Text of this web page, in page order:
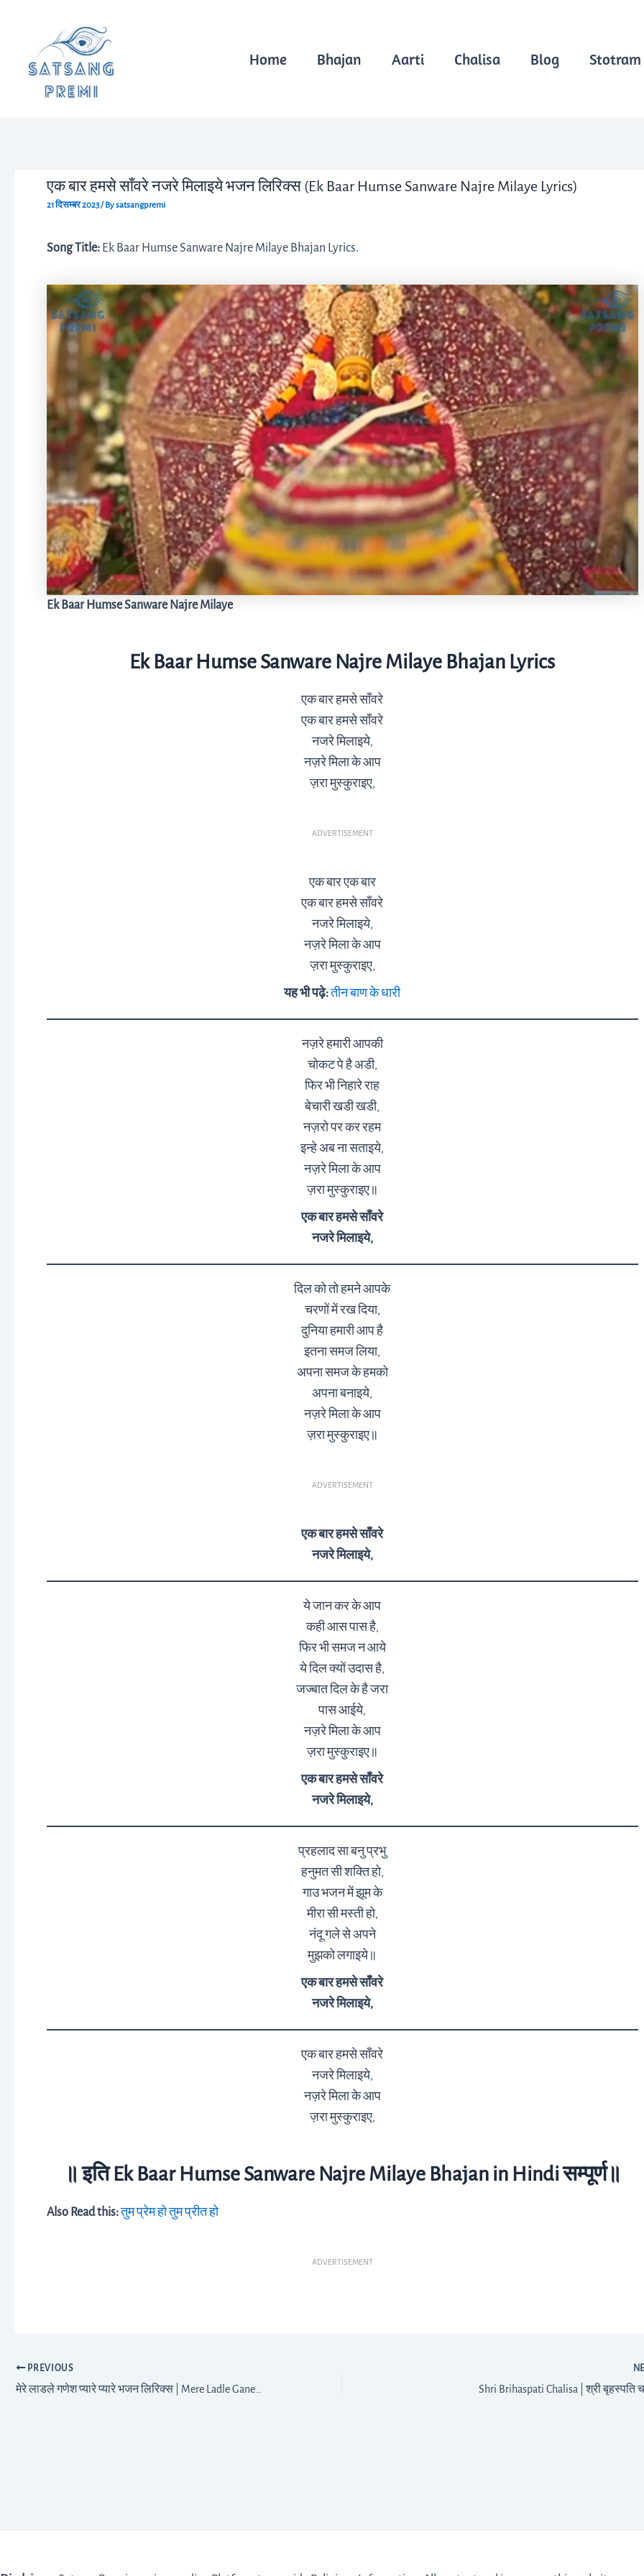
Home Bhajan Aarti Chalisa Blog Stotram
एक बार हमसे साँवरे नजरे मिलाइये भजन लिरिक्स (Ek Baar Humse Sanware Najre Milaye Lyrics)
21 दिसम्बर 2023/ Bysatsangpremi
Song Title: Ek Baar Humse Sanware Najre Milaye Bhajan Lyrics.
Ek Baar Humse Sanware Najre Milaye
Ek Baar Humse Sanware Najre Milaye Bhajan Lyrics
एक बार हमसे साँवरे
एक बार हमसे साँवरे
नजरे मिलाइये,
नज़रे मिला के आप
ज़रा मुस्कुराइए,
ADVERTISEMENT
एक बार एक बार
एक बार हमसे साँवरे
नजरे मिलाइये,
नज़रे मिला के आप
ज़रा मुस्कुराइए,
यह भी पढ़े:तीन बाण के धारी
नज़रे हमारी आपकी
चोकट पे है अडी,
फिर भी निहारे राह
बेचारी खडी खडी,
नज़रो पर कर रहम
इन्हे अब ना सताइये,
नज़रे मिला के आप
ज़रा मुस्कुराइए॥
एक बार हमसे साँवरे
नजरे मिलाइये,
दिल को तो हमने आपके
चरणों में रख दिया,
दुनिया हमारी आप है
इतना समज लिया,
अपना समज के हमको
अपना बनाइये,
नज़रे मिला के आप
ज़रा मुस्कुराइए॥
ADVERTISEMENT
एक बार हमसे साँवरे
नजरे मिलाइये,
ये जान कर के आप
कही आस पास है,
फिर भी समज न आये
ये दिल क्यों उदास है,
जज्बात दिल के है जरा
पास आईये,
नज़रे मिला के आप
ज़रा मुस्कुराइए॥
एक बार हमसे साँवरे
नजरे मिलाइये,
प्रहलाद सा बनु प्रभु
हनुमत सी शक्ति हो,
गाउ भजन में झूम के
मीरा सी मस्ती हो,
नंदू गले से अपने
मुझको लगाइये॥
एक बार हमसे साँवरे
नजरे मिलाइये,
एक बार हमसे साँवरे
नजरे मिलाइये,
नज़रे मिला के आप
ज़रा मुस्कुराइए,
॥ इति Ek Baar Humse Sanware Najre Milaye Bhajan in Hindi सम्पूर्ण॥
Also Read this:तुम प्रेम हो तुम प्रीत हो
ADVERTISEMENT
navigation
PREVIOUS
Shri Brihaspati Chalisa | श्री बृहस्पति